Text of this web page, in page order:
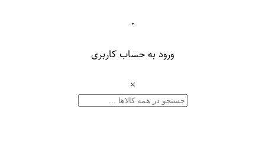
۰
ورود به حساب کاربری
×